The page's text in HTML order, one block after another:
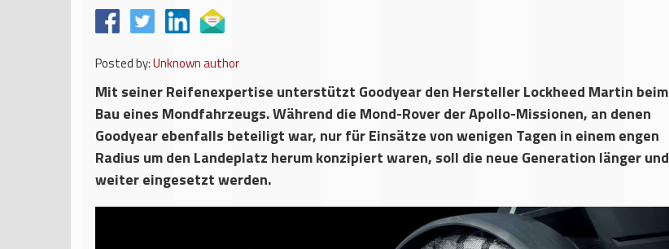
Posted by:Unknown author
Mit seiner Reifenexpertise unterstützt Goodyear den Hersteller Lockheed Martin beim
Bau eines Mondfahrzeugs. Während die Mond-Rover der Apollo-Missionen, an denen
Goodyear ebenfalls beteiligt war, nur für Einsätze von wenigen Tagen in einem engen
Radius um den Landeplatz herum konzipiert waren, soll die neue Generation länger und
weiter eingesetzt werden.